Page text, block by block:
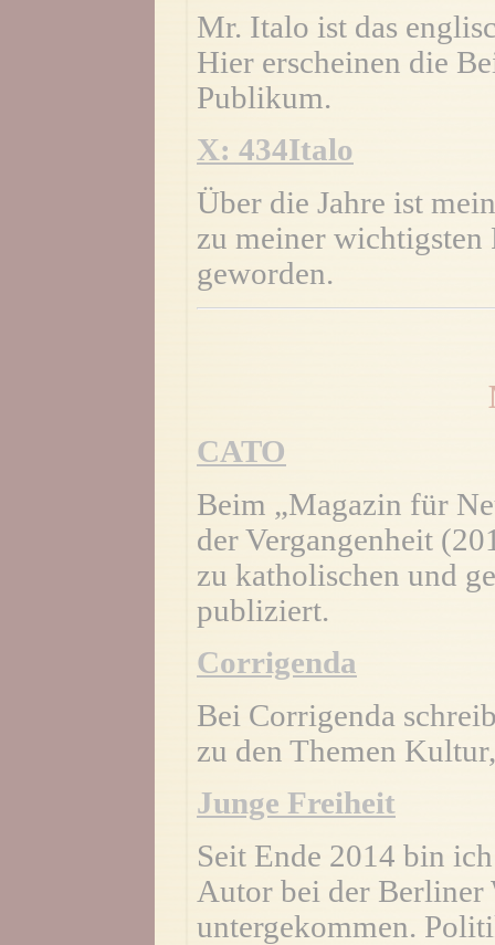
Mr. Italo ist das
Hier erscheinen die
Publikum.
X: 434Italo
Über die Jahre ist
zu meiner wichtigsten
geworden.
CATO
Beim „Magazin für
der Vergangenheit
zu katholischen und
publiziert.
Corrigenda
Bei Corrigenda
zu den Themen
Junge Freiheit
Seit Ende 2014 bin
Autor bei der Berliner
untergekommen.